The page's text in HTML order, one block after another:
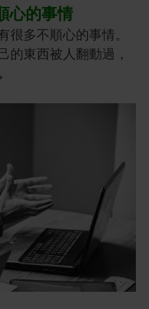
心的事情
多不順心的事情。
的東西被人翻動過，